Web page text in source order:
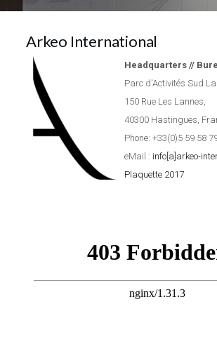
Arkeo International
Headquarters //
Parc d'Activités Sud
150 Rue Les Lannes,
40300 Hastingues,
Phone: +33(0)5 59 58
eMail : info[a]arkeo-
Plaquette 2017